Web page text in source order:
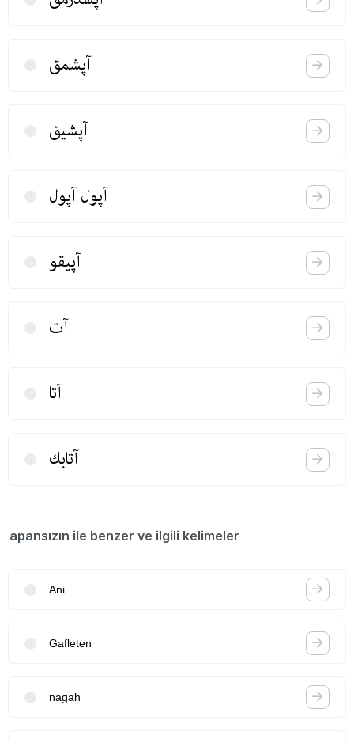
آپشمق
آپشیق
آپول آپول
آپیقو
آت
آتا
آتابك
apansızın ile benzer ve ilgili kelimeler
Ani
Gafleten
nagah